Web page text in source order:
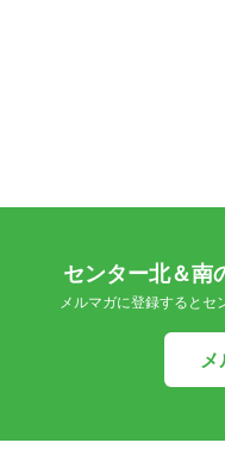
センター北＆南
メルマガに登録するとセ